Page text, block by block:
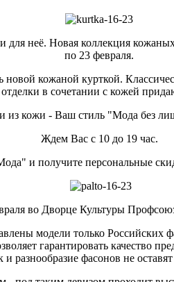
неё. Новая коллекция
по 23 февраля.
кожаной курткой.
в сочетании с кожей
из кожи - Ваш стиль "Мода без
Ждем Вас с 10 до 19 час.
и получите персональные
во Дворце Культуры
модели только Российских
гарантировать качество
и разнообразие фасонов не